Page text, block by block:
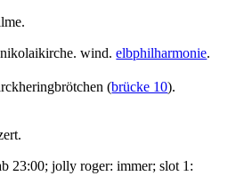
nikolaikirche. wind.elbphilharmonie.
(brücke 10).
23:00; jolly roger: immer; slot 1: